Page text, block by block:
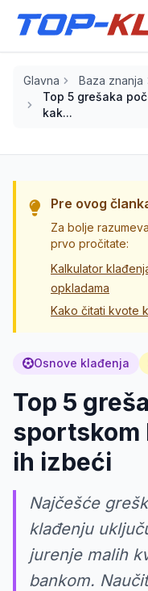
Glavna Baza znanja
Top 5 grešaka
kak...
Pre ovog
Za bolje
prvo pročitate:
Kalkulator
opkladama
Kako čitati kvote
Osnove klađenja
Top 5
sportskom
ih izbeći
Najčešće
klađenju
jurenje malih
bankom.